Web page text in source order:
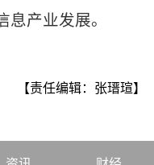
产业发展。
【责任编辑：张瑨瑄】